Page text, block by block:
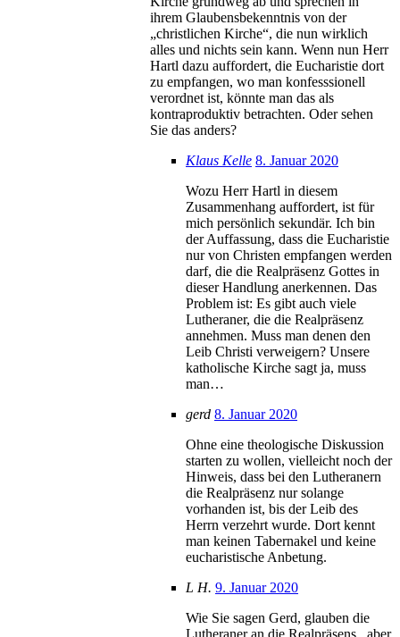
ihrem Glaubensbekenntnis von der
„christlichen Kirche“, die nun wirklich
alles und nichts sein kann. Wenn nun Herr
Hartl dazu auffordert, die Eucharistie dort
zu empfangen, wo man konfesssionell
verordnet ist, könnte man das als
kontraproduktiv betrachten. Oder sehen
Sie das anders?
Klaus Kelle 8. Januar 2020
Wozu Herr Hartl in diesem
Zusammenhang auffordert, ist für
mich persönlich sekundär. Ich bin
der Auffassung, dass die Eucharistie
nur von Christen empfangen werden
darf, die die Realpräsenz Gottes in
dieser Handlung anerkennen. Das
Problem ist: Es gibt auch viele
Lutheraner, die die Realpräsenz
annehmen. Muss man denen den
Leib Christi verweigern? Unsere
katholische Kirche sagt ja, muss
man…
gerd 8. Januar 2020
Ohne eine theologische Diskussion
starten zu wollen, vielleicht noch der
Hinweis, dass bei den Lutheranern
die Realpräsenz nur solange
vorhanden ist, bis der Leib des
Herrn verzehrt wurde. Dort kennt
man keinen Tabernakel und keine
eucharistische Anbetung.
L H. 9. Januar 2020
Wie Sie sagen Gerd, glauben die
Lutheraner an die Realpräsens , aber